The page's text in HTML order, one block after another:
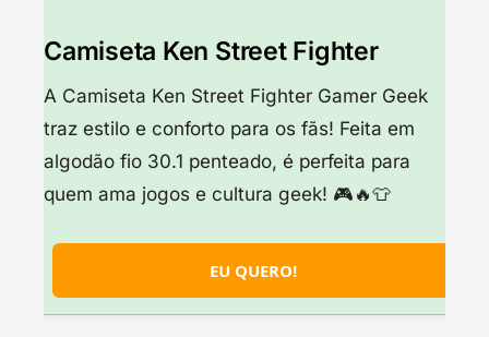
Camiseta Ken Street Fighter
A Camiseta Ken Street Fighter Gamer Geek
traz estilo e conforto para os fãs! Feita em
algodão fio 30.1 penteado, é perfeita para
quem ama jogos e cultura geek! 🎮🔥👕
EU QUERO!